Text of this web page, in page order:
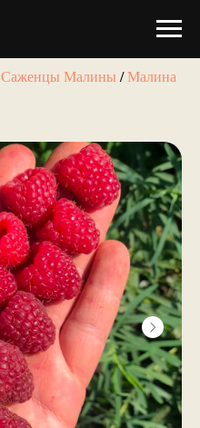
Саженцы Малины /Малина